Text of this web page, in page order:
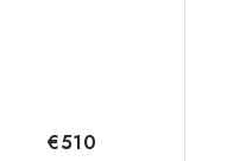
€510